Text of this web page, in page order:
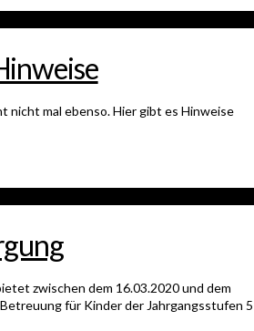
nicht mal ebenso. Hier gibt es Hinweise
zwischen dem 16.03.2020 und dem
für Kinder der Jahrgangsstufen 5